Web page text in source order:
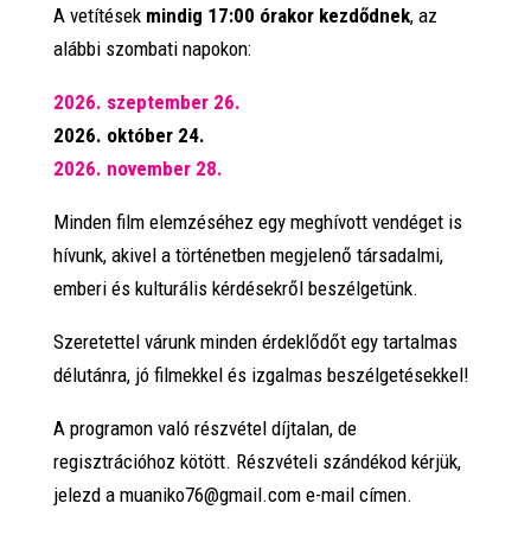
A vetítések mindig 17:00 órakor kezdődnek, az
alábbi szombati napokon:
2026. szeptember 26.
2026. október 24.
2026. november 28.
Minden film elemzéséhez egy meghívott vendéget is
hívunk, akivel a történetben megjelenő társadalmi,
emberi és kulturális kérdésekről beszélgetünk.
Szeretettel várunk minden érdeklődőt egy tartalmas
délutánra, jó filmekkel és izgalmas beszélgetésekkel!
A programon való részvétel díjtalan, de
regisztrációhoz kötött. Részvételi szándékod kérjük,
jelezd a muaniko76@gmail.com e-mail címen.